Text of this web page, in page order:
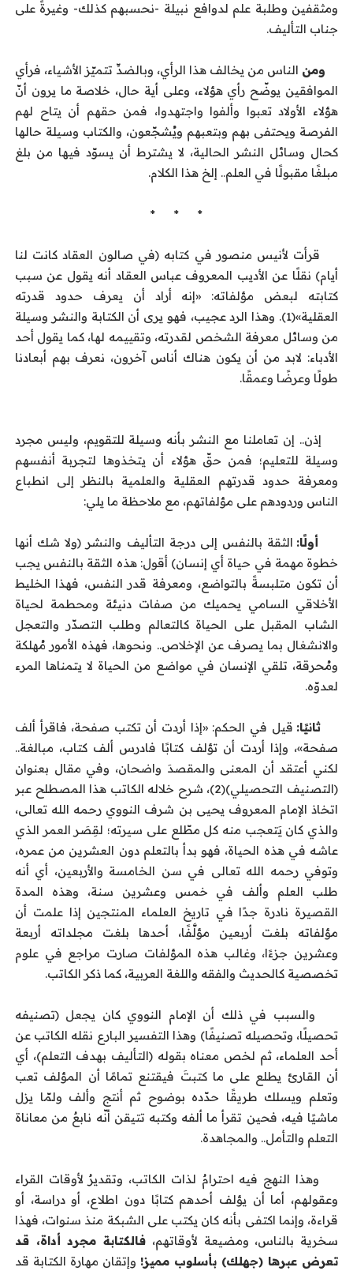
ومثقفين وطلبة علم لدوافع نبيلة -نحسبهم كذلك- وغيرةً على
جناب التأليف.
ومن الناس من يخالف هذا الرأي، وبالضدِّ تتميّز الأشياء، فرأي
الموافقين يوضّح رأي هؤلاء، وعلى أية حال، خلاصة ما يرون أنّ
هؤلاء الأولاد تعبوا وألفوا واجتهدوا، فمن حقهم أن يتاح لهم
الفرصة ويحتفى بهم وبتعبهم ويُشجّعون، والكتاب وسيلة حالها
كحال وسائل النشر الحالية، لا يشترط أن يسوّد فيها من بلغ
مبلغًا مقبولًا في العلم.. إلخ هذا الكلام.
* * *
قرأت لأنيس منصور في كتابه (في صالون العقاد كانت لنا
أيام) نقلًا عن الأديب المعروف عباس العقاد أنه يقول عن سبب
كتابته لبعض مؤلفاته: «إنه أراد أن يعرف حدود قدرته
العقلية»(1). وهذا الرد عجيب، فهو يرى أن الكتابة والنشر وسيلة
من وسائل معرفة الشخص لقدرته، وتقييمه لها، كما يقول أحد
الأدباء: لابد من أن يكون هناك أناس آخرون، نعرف بهم أبعادنا
طولًا وعرضًا وعمقًا.
إذن.. إن تعاملنا مع النشر بأنه وسيلة للتقويم، وليس مجرد
وسيلة للتعليم؛ فمن حقّ هؤلاء أن يتخذوها لتجربة أنفسهم
ومعرفة حدود قدرتهم العقلية والعلمية بالنظر إلى انطباع
الناس وردودهم على مؤلفاتهم، مع ملاحظة ما يلي:
أولًا: الثقة بالنفس إلى درجة التأليف والنشر (ولا شك أنها
خطوة مهمة في حياة أي إنسان) أقول: هذه الثقة بالنفس يجب
أن تكون متلبسةً بالتواضع، ومعرفة قدر النفس، فهذا الخليط
الأخلاقي السامي يحميك من صفات دنيئة ومحطمة لحياة
الشاب المقبل على الحياة كالتعالم وطلب التصدّر والتعجل
والانشغال بما يصرف عن الإخلاص.. ونحوها، فهذه الأمور مُهلكة
ومُحرقة، تلقي الإنسان في مواضع من الحياة لا يتمناها المرء
لعدوّه.
ثانيًا: قيل في الحكم: «إذا أردت أن تكتب صفحة، فاقرأ ألف
صفحة»، وإذا أردت أن تؤلف كتابًا فادرس ألف كتاب، مبالغة..
لكني أعتقد أن المعنى والمقصدَ واضحان، وفي مقال بعنوان
(التصنيف التحصيلي)(2)، شرح خلاله الكاتب هذا المصطلح عبر
اتخاذ الإمام المعروف يحيى بن شرف النووي رحمه الله تعالى،
والذي كان يَتعجب منه كل مطّلع على سيرته؛ لقِصَر العمر الذي
عاشه في هذه الحياة، فهو بدأ بالتعلم دون العشرين من عمره،
وتوفي رحمه الله تعالى في سن الخامسة والأربعين، أي أنه
طلب العلم وألف في خمس وعشرين سنة، وهذه المدة
القصيرة نادرة جدًا في تاريخ العلماء المنتجين إذا علمت أن
مؤلفاته بلغت أربعين مؤلَّفًا، أحدها بلغت مجلداته أربعة
وعشرين جزءًا، وغالب هذه المؤلفات صارت مراجع في علوم
تخصصية كالحديث والفقه واللغة العربية، كما ذكر الكاتب.
والسبب في ذلك أن الإمام النووي كان يجعل (تصنيفه
تحصيلًا، وتحصيله تصنيفًا) وهذا التفسير البارع نقله الكاتب عن
أحد العلماء، ثم لخص معناه بقوله (التأليف بهدف التعلم)، أي
أن القارئ يطلع على ما كتبتَ فيقتنع تمامًا أن المؤلف تعب
وتعلم ويسلك طريقًا حدّده بوضوح ثم أنتج وألف ولمّا يزل
ماشيًا فيه، فحين تقرأ ما ألفه وكتبه تتيقن أنّه نابعٌ من معاناة
التعلم والتأمل.. والمجاهدة.
وهذا النهج فيه احترامٌ لذات الكاتب، وتقديرٌ لأوقات القراء
وعقولهم، أما أن يؤلف أحدهم كتابًا دون اطلاع، أو دراسة، أو
قراءة، وإنما اكتفى بأنه كان يكتب على الشبكة منذ سنوات، فهذا
سخرية بالناس، ومضيعة لأوقاتهم، فالكتابة مجرد أداة، قد
تعرض عبرها (جهلك) بأسلوب مميز! وإتقان مهارة الكتابة قد